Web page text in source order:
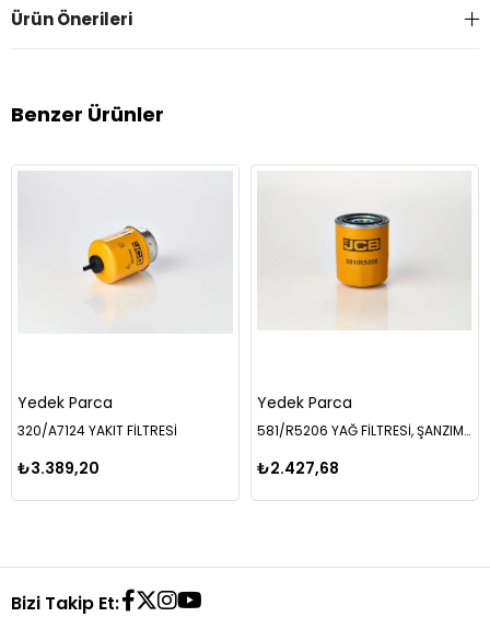
Ürün Önerileri
Benzer Ürünler
Yedek Parca
320/A7124 YAKIT FİLTRESİ
₺3.389,20
Yedek Parca
581/R5206 YAĞ FİLTRESİ, ŞANZIMAN
₺2.427,68
Bizi Takip Et: